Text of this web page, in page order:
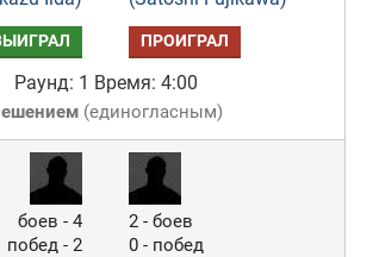
ПРОИГРАЛ
Раунд: 1 Время: 4:00
(единогласным)
боев - 4
побед - 2
2 - боев
0 - побед